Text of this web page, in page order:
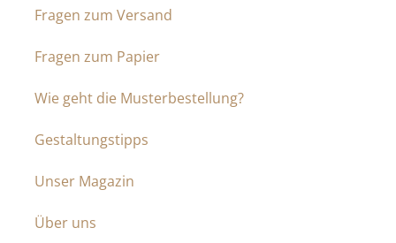
Fragen zum Versand
Fragen zum Papier
Wie geht die Musterbestellung?
Gestaltungstipps
Unser Magazin
Über uns